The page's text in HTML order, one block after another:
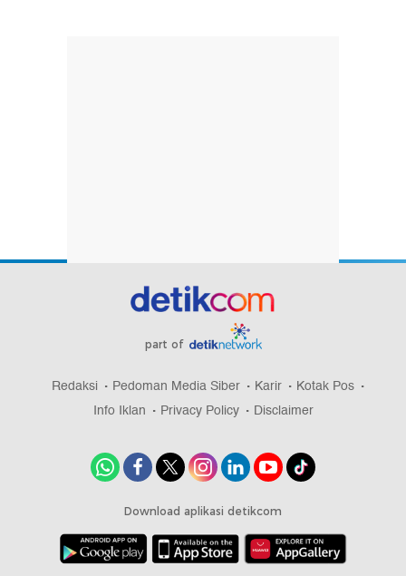
part of
Redaksi Pedoman Media Siber Karir
Kotak Pos
Info Iklan
Privacy Policy Disclaimer
Download aplikasi detikcom